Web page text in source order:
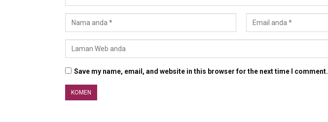
Save my name, email, and website in this browser for the next time I comment.